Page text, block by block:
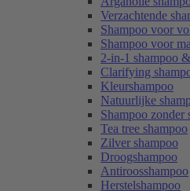
Verzachtende
Shampoo voor
Shampoo voor
2-in-1 shampoo
Clarifying
Kleurshampoo
Natuurlijke
Shampoo zonder
Tea tree shampoo
Zilver shampoo
Droogshampoo
Antiroosshampoo
Herstelshampoo